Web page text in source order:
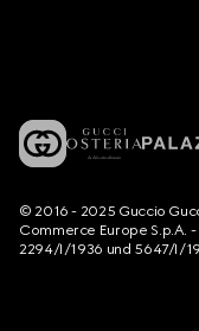
© 2016 - 2025 Guccio
Commerce Europe S.p.A. -
2294/I/1936 und 5647/I/